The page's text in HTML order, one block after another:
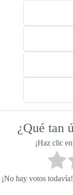
¿Qué tan
¡Haz clic
¡No hay votos